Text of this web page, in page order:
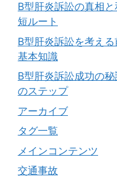
B型肝炎訴訟の真相
短ルート
B型肝炎訴訟を考え
基本知識
B型肝炎訴訟成功の
のステップ
アーカイブ
タグ一覧
メインコンテンツ
交通事故